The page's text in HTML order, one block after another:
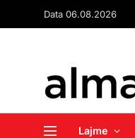
Data 06.08.2026
Lajme